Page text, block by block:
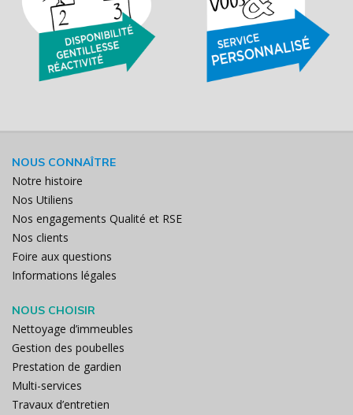
NOUS CONNAÎTRE
Notre histoire
Nos Utiliens
Nos engagements Qualité et RSE
Nos clients
Foire aux questions
Informations légales
NOUS CHOISIR
Nettoyage d’immeubles
Gestion des poubelles
Prestation de gardien
Multi-services
Travaux d’entretien